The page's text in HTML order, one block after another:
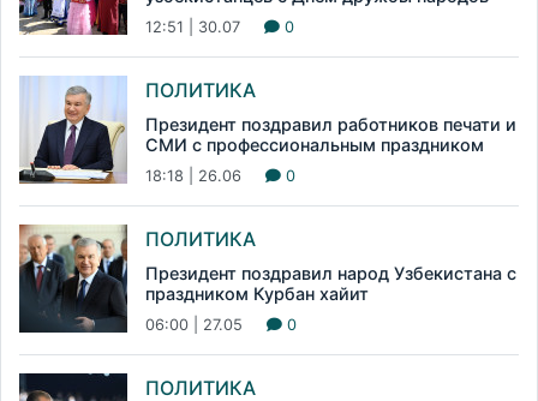
12:51 | 30.07 0
ПОЛИТИКА
Президент поздравил работников печати и
СМИ с профессиональным праздником
18:18 | 26.06 0
ПОЛИТИКА
Президент поздравил народ Узбекистана с
праздником Курбан хайит
06:00 | 27.05 0
ПОЛИТИКА